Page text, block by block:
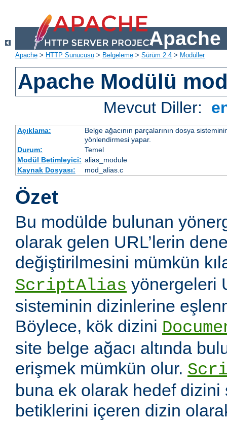
Apache
Apache > HTTP Sunucusu > Belgeleme > Sürüm 2.4 > Modüller
Apache Modülü
Mevcut Diller:
Açıklama:
Belge ağacının parçalarının dosya
yönlendirmesi yapar.
Durum:
Temel
Modül Betimleyici: alias_module
Kaynak Dosyası:
mod_alias.c
Özet
Bu modülde bulunan
olarak gelen URL’lerin
değiştirilmesini mümkün
ScriptAlias yönergeleri
sisteminin dizinlerine
Böylece, kök dizini
site belge ağacı altında
erişmek mümkün olur.
buna ek olarak hedef dizini
betiklerini içeren dizin